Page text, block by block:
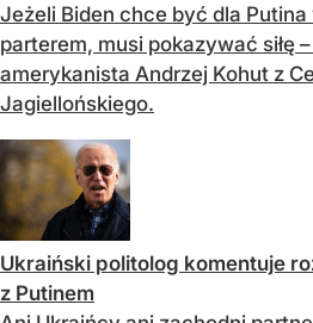
Jeżeli Biden chce być dla
parterem, musi pokazywać siłę
amerykanista Andrzej Kohut z
Jagiellońskiego.
Ukraiński politolog komentuje
z Putinem